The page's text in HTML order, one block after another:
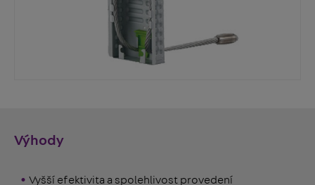
Výhody
Vyšší efektivita a spolehlivost provedení